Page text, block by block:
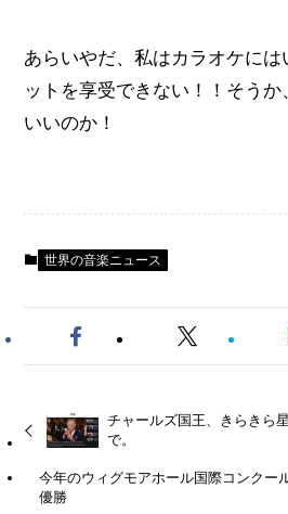
あらいやだ、私はカラオケには
ットを享受できない！！そう
いいのか！
世界の音楽ニュース
チャールズ国王、きらきら
で。
今年のウィグモアホール国際コンクー
優勝